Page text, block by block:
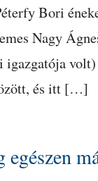
Bori
Nagy
igazgatója
és itt […]